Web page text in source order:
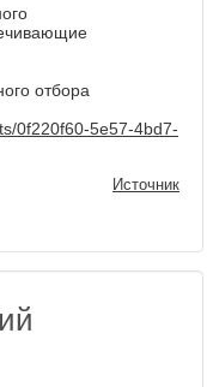
отбора
0f220f60-5e57-4bd7-
Источник